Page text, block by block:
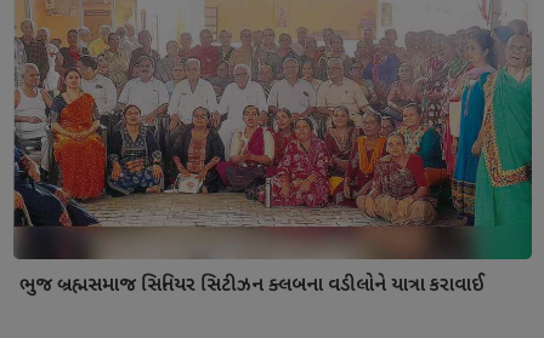
ભુજ બ્રહ્મસમાજ સિનિયર સિટીઝન ક્લબના વડીલોને યાત્રા કરાવાઈ